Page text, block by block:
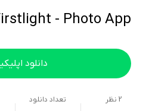
- Photo App
دانلود
2 نظر تعداد دانلود